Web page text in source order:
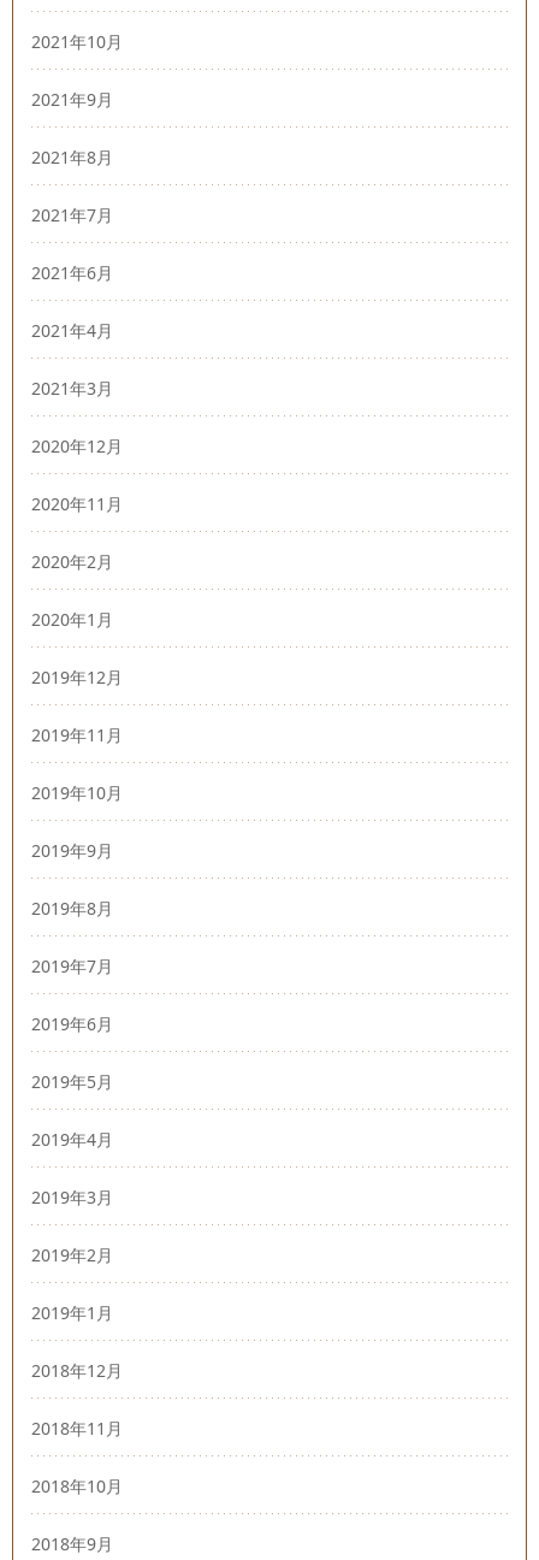
2021年10月
2021年9月
2021年8月
2021年7月
2021年6月
2021年4月
2021年3月
2020年12月
2020年11月
2020年2月
2020年1月
2019年12月
2019年11月
2019年10月
2019年9月
2019年8月
2019年7月
2019年6月
2019年5月
2019年4月
2019年3月
2019年2月
2019年1月
2018年12月
2018年11月
2018年10月
2018年9月